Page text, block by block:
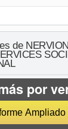
de
por
Ampliado